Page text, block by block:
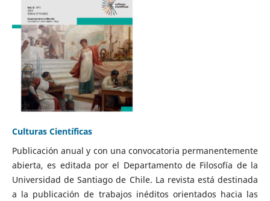
Culturas Científicas
Publicación anual y con una convocatoria permanentemente
abierta, es editada por el Departamento de Filosofía de la
Universidad de Santiago de Chile. La revista está destinada
a la publicación de trabajos inéditos orientados hacia las